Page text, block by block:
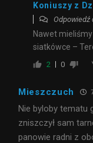
Koniuszy z
Odpowiedź
Nawet
siatkówce –
2 0
Mieszczuch
Nie byloby tematu
zniszczył sam
panowie radni z